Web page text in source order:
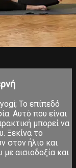
Το επίπεδό
Αυτό που είναι
μπορεί να
Ξεκίνα το
στον ήλιο και
αισιοδοξία και